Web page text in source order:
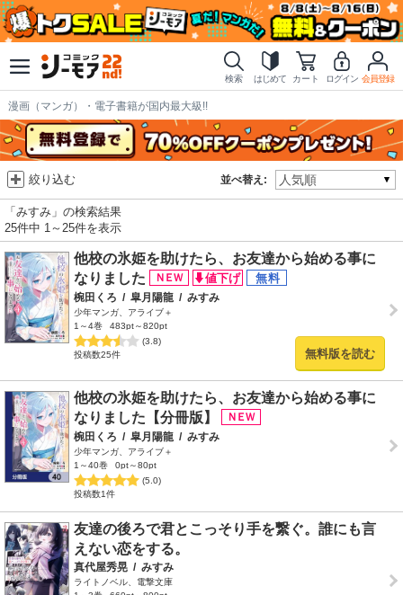
検索 はじめて カート ログイン 会員登録
漫画（マンガ）・電子書籍が国内最大級!!
並べ替え:
絞り込む
「みすみ」の検索結果
25件中 1～25件を表示
他校の氷姫を助けたら、お友達から始める事に
なりました
椀田くろ / 皐月陽龍 / みすみ
少年マンガ、アライブ＋
1～4巻
483pt～820pt
(3.8)
投稿数25件
無料版を読む
他校の氷姫を助けたら、お友達から始める事に
なりました【分冊版】
椀田くろ / 皐月陽龍 / みすみ
少年マンガ、アライブ＋
1～40巻
0pt～80pt
(5.0)
投稿数1件
友達の後ろで君とこっそり手を繋ぐ。誰にも言
えない恋をする。
真代屋秀晃 / みすみ
ライトノベル、電撃文庫